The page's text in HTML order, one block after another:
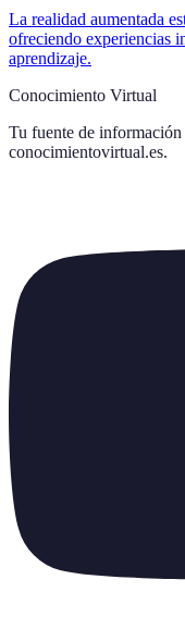
La realidad aumentada
ofreciendo experiencias
aprendizaje.
Conocimiento Virtual
Tu fuente de información
conocimientovirtual.es.